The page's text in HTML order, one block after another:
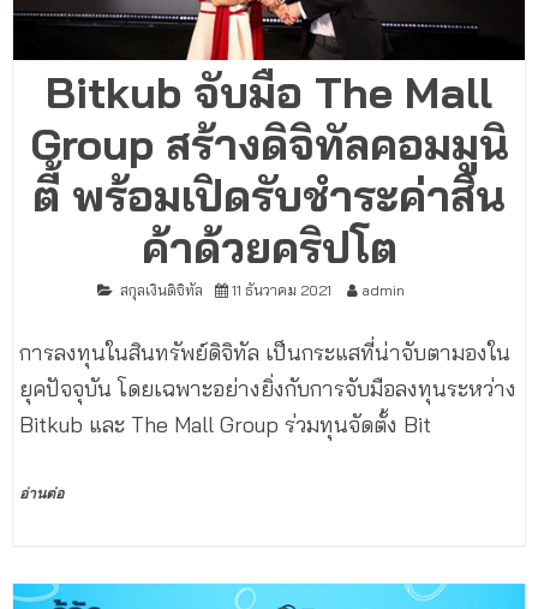
Bitkub จับมือ The Mall
Group สร้างดิจิทัลคอมมูนิ
ตี้ พร้อมเปิดรับชำระค่าสิน
ค้าด้วยคริปโต
สกุลเงินดิจิทัล 11 ธันวาคม 2021 admin
การลงทุนในสินทรัพย์ดิจิทัล เป็นกระแสที่น่าจับตามองใน
ยุคปัจจุบัน โดยเฉพาะอย่างยิ่งกับการจับมือลงทุนระหว่าง
Bitkub และ The Mall Group ร่วมทุนจัดตั้ง Bit
อ่านต่อ